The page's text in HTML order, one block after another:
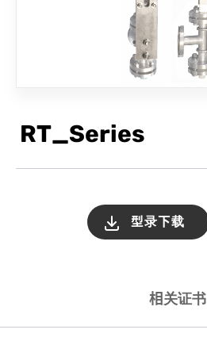
RT_Series
型录下载
相关证书